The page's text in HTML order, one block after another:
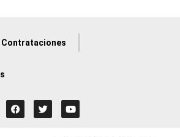
Contrataciones